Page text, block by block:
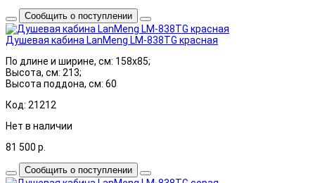
Сообщить о поступлении
Душевая кабина LanMeng LM-838TG красная
По длине и ширине, см: 158x85;
Высота, см: 213;
Высота поддона, см: 60
Код: 21212
Нет в наличии
81 500 р.
Сообщить о поступлении